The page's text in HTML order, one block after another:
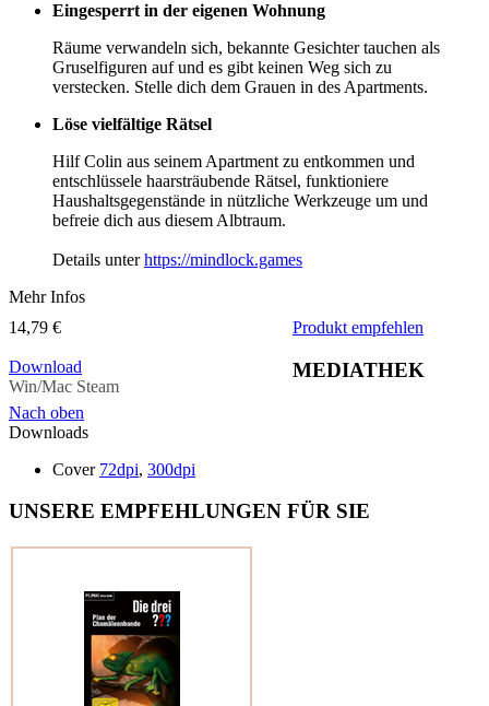
Eingesperrt in der eigenen Wohnung
Räume verwandeln sich, bekannte Gesichter tauchen als
Gruselfiguren auf und es gibt keinen Weg sich zu
verstecken. Stelle dich dem Grauen in des Apartments.
Löse vielfältige Rätsel
Hilf Colin aus seinem Apartment zu entkommen und
entschlüssele haarsträubende Rätsel, funktioniere
Haushaltsgegenstände in nützliche Werkzeuge um und
befreie dich aus diesem Albtraum.
Details unterhttps://mindlock.games
Mehr Infos
14,79 €
Download
Win/Mac Steam
Produkt empfehlen
MEDIATHEK
Nach oben
Downloads
Cover 72dpi, 300dpi
UNSERE EMPFEHLUNGEN FÜR SIE